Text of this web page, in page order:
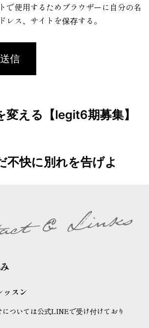
で使用するためブラウザーに自分の名
レス、サイトを保存する。
変える【legit6期募集】
不快に別れを告げよ
ッスン
ついては公式LINEで受け付けており